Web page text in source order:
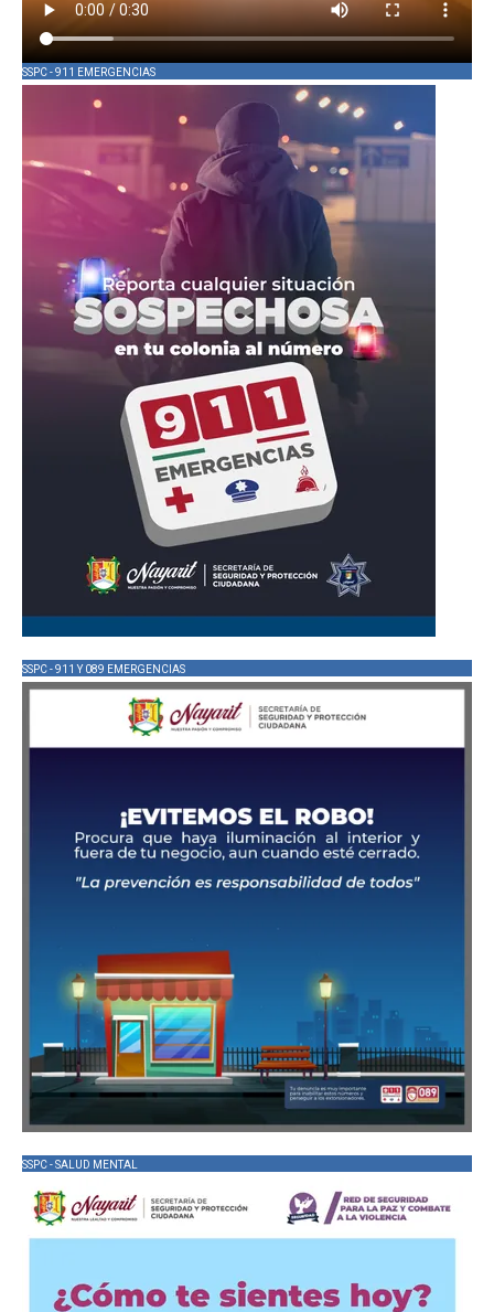
SSPC - 911 EMERGENCIAS
SSPC - 911 Y 089 EMERGENCIAS
SSPC - SALUD MENTAL